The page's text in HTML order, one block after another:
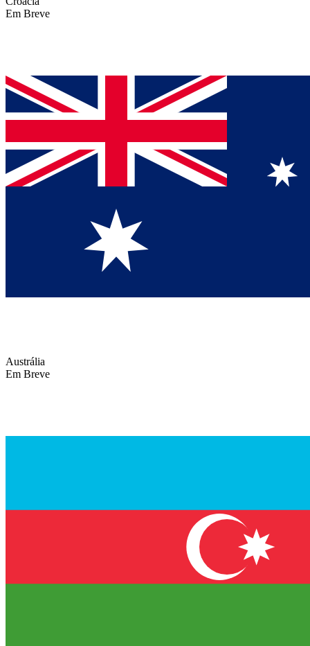
Em Breve
Austrália
Em Breve